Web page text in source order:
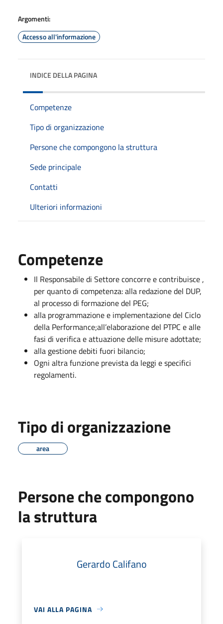
Argomenti:
Accesso all'informazione
INDICE DELLA PAGINA
Competenze
Tipo di organizzazione
Persone che compongono la struttura
Sede principale
Contatti
Ulteriori informazioni
Competenze
Il Responsabile di Settore concorre e contribuisce ,
per quanto di competenza: alla redazione del DUP,
al processo di formazione del PEG;
alla programmazione e implementazione del Ciclo
della Performance;all’elaborazione del PTPC e alle
fasi di verifica e attuazione delle misure adottate;
alla gestione debiti fuori bilancio;
Ogni altra funzione prevista da leggi e specifici
regolamenti.
Tipo di organizzazione
area
Persone che compongono
la struttura
Gerardo Califano
VAI ALLA PAGINA